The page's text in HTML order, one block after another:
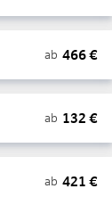
ab 466€
ab 132 €
ab 421 €